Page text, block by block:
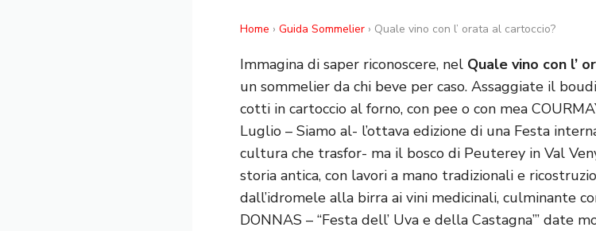
Home › Guida Sommelier › Quale vino con l’ orata al cartoccio?
Immagina di saper riconoscere, nel Quale vino con l’
un sommelier da chi beve per caso. Assaggiate il
cotti in cartoccio al forno, con pee o con mea
Luglio – Siamo al- l’ottava edizione di una Festa
cultura che trasfor- ma il bosco di Peuterey in Val
storia antica, con lavori a mano tradizionali e
dall’idromele alla birra ai vini medicinali, culminante
DONNAS – “Festa dell’ Uva e della Castagna”’ date